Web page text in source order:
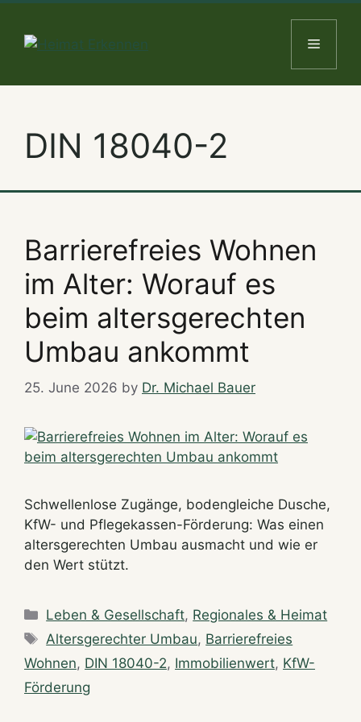
content
Menu
DIN 18040-2
Barrierefreies Wohnen
im Alter: Worauf es
beim altersgerechten
Umbau ankommt
25. June 2026 by Dr. Michael Bauer
Schwellenlose Zugänge, bodengleiche Dusche,
KfW- und Pflegekassen-Förderung: Was einen
altersgerechten Umbau ausmacht und wie er
den Wert stützt.
Categories
Leben & Gesellschaft, Regionales & Heimat
Tags
Altersgerechter Umbau, Barrierefreies
Wohnen, DIN 18040-2, Immobilienwert, KfW-
Förderung